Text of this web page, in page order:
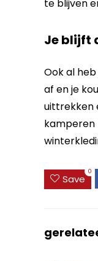
te blijven
Je blijft
Ook al
af en je
uittrekken
kamperen
Save
0